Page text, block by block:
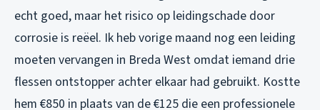
echt goed, maar het risico op leidingschade door
corrosie is reëel. Ik heb vorige maand nog een leiding
moeten vervangen in Breda West omdat iemand drie
flessen ontstopper achter elkaar had gebruikt. Kostte
hem €850 in plaats van de €125 die een professionele